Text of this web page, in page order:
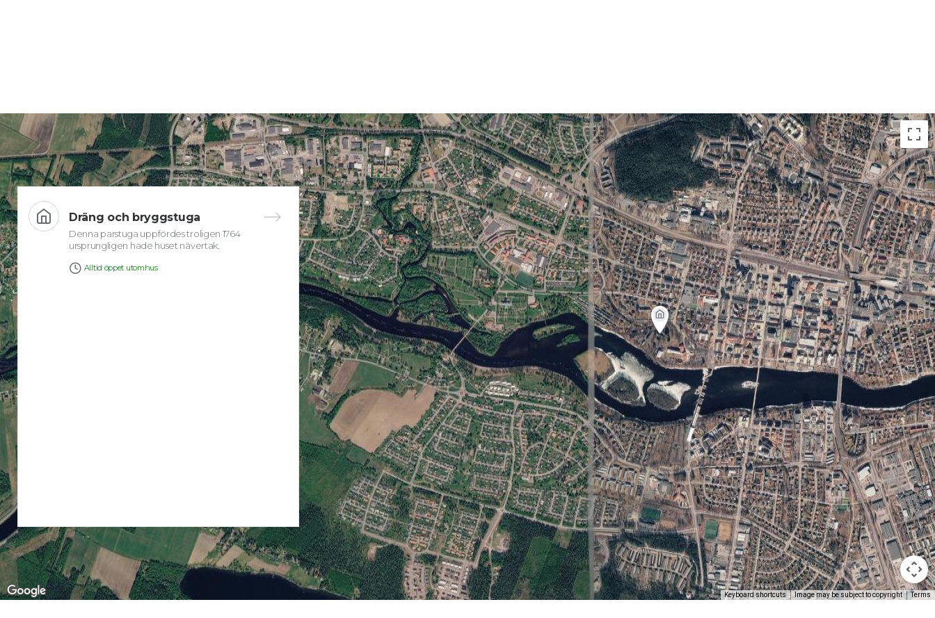
Keyboard shortcuts Image may be subject to copyright Terms
Dräng och bryggstuga
Denna parstuga uppfördes troligen 1764
ursprungligen hade huset nävertak.
Alltid öppet utomhus